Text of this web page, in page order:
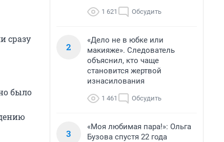
сразу
было
1 621 Обсудить
2
«Дело не в юбке или
макияже». Следователь
объяснил, кто чаще
становится жертвой
изнасилования
1 461 Обсудить
3
«Моя любимая пара!»: Ольга
Бузова спустя 22 года